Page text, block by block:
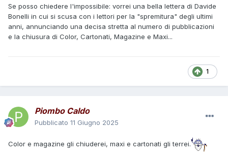
Se posso chiedere l'impossibile: vorrei una bella lettera di Davide
Bonelli in cui si scusa con i lettori per la "spremitura" degli ultimi
anni, annunciando una decisa stretta al numero di pubblicazioni
e la chiusura di Color, Cartonati, Magazine e Maxi...
1
Piombo Caldo
Pubblicato 11 Giugno 2025
Color e magazine gli chiuderei, maxi e cartonati gli terrei.